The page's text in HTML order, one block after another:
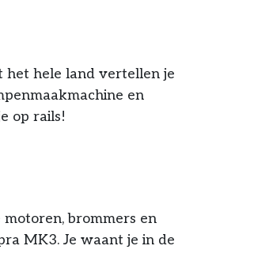
het hele land vertellen je
en
op rails!
brommers en
MK3. Je waant je in de